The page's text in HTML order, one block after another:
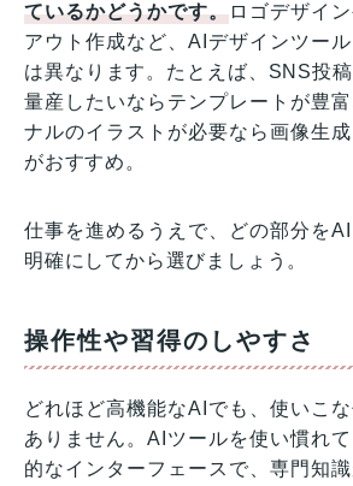
ているかどうかです。ロゴデザイ
アウト作成など、AIデザインツー
は異なります。たとえば、SNS投
量産したいならテンプレートが豊
ナルのイラストが必要なら画像生
がおすすめ。
仕事を進めるうえで、どの部分を
明確にしてから選びましょう。
操作性や習得のしやすさ
どれほど高機能なAIでも、使いこ
ありません。AIツールを使い慣れ
的なインターフェースで、専門知